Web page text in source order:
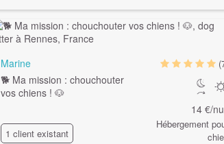
Marine
🐕 Ma mission : chouchouter
vos chiens ! 🐶
1 client existant
14 €/
Hébergement